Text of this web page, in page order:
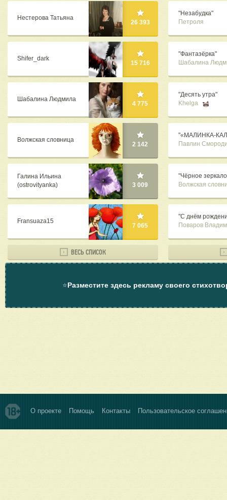
Нестерова Татьяна
26 393
Shifer_dark
15 716
Шабалина Людмила
4 775
Волжская словница
2 142
Галина Ильина
(ostrovityanka)
3 009
Fransuaza15
7 065
ВЕСЬ СПИСОК
"Незабудка"
Петроля
"Фантазёрка"
Шабалина
"Десять утра"
Khelga
"«МАЛИНКА-
Павлин
"Чёрное
Волжская
"С днём
Поваров
⭐Разместите здесь рекламу своего
О проекте Помощь Контакты Пользовательское